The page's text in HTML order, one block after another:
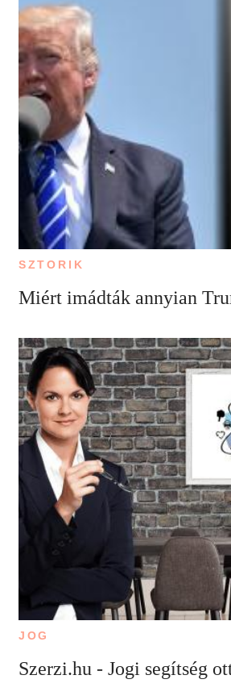
SZTORIK
Miért imádták annyian
JOG
Szerzi.hu - Jogi segítség